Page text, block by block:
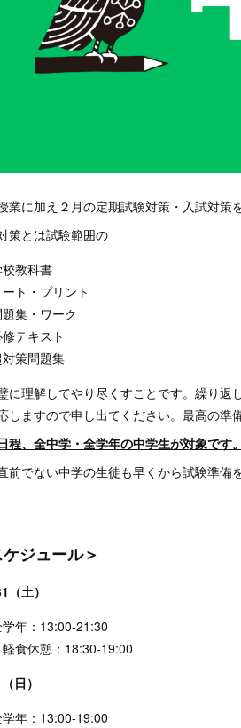
業に加え２月の定期試験対策・入試対策
策とは試験範囲の
教科書
ート・プリント
題集・ワーク
修テキスト
対策問題集
に理解してやり尽くすことです。繰り
しますので申し出てください。最高の準
、全中学・全学年の中学生が対象です。
前でない中学の生徒も早くから試験準備
ケジュール＞
土）
年：13:00-21:30
軽食休憩：18:30-19:00
日）
年：13:00-19:00